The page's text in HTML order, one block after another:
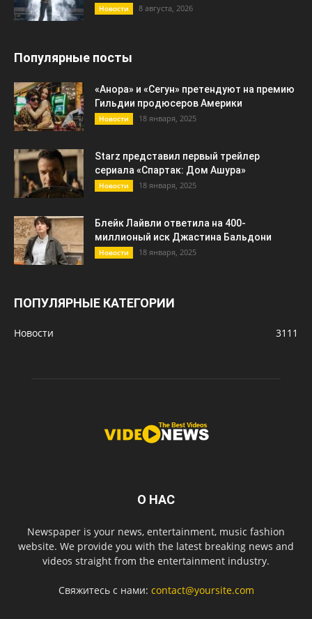
Новости 8 августа, 2026
Популярные посты
«Анора» и «Сегун» претендуют на премию
Гильдии продюсеров Америки
Новости 18 января, 2025
Starz представил первый трейлер
сериала «Спартак: Дом Ашура»
Новости 18 января, 2025
Блейк Лайвли ответила на 400-
миллионый иск Джастина Бальдони
Новости 18 января, 2025
ПОПУЛЯРНЫЕ КАТЕГОРИИ
Новости 3111
О НАС
Newspaper is your news, entertainment, music fashion
website. We provide you with the latest breaking news and
videos straight from the entertainment industry.
Свяжитесь с нами: contact@yoursite.com